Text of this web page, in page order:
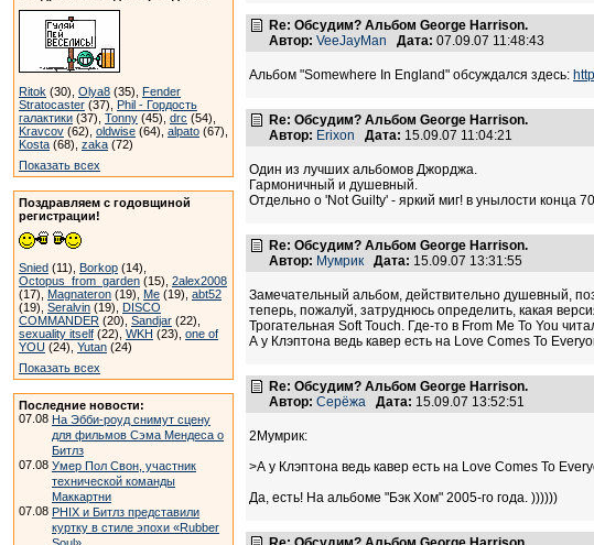
Ritok (30), Olya8 (35), Fender
Stratocaster (37), Phil - Гордость
галактики (37), Tonny (45), drc (54),
Kravcov (62), oldwise (64), alpato (67),
Kosta (68), zaka (72)
Показать всех
Поздравляем с годовщиной
регистрации!
Snied (11), Borkop (14),
Octopus_from_garden (15), 2alex2008
(17), Magnateron (19), Me (19), abt52
(19), Seralvin (19), DISCO
COMMANDER (20), Sandjar (22),
sexuality itself (22), WKH (23), one of
YOU (24), Yutan (24)
Показать всех
Последние новости:
07.08 На Эбби-роуд снимут сцену
для фильмов Сэма Мендеса о
Битлз
07.08 Умер Пол Свон, участник
технической команды
Маккартни
07.08 PHIX и Битлз представили
куртку в стиле эпохи «Rubber
Re: Обсудим? Альбом George Harrison.
Автор: VeeJayMan Дата: 07.09.07 11:48:43
Альбом "Somewhere In England" обсуждался здесь:
Re: Обсудим? Альбом George Harrison.
Автор: Erixon Дата: 15.09.07 11:04:21
Один из лучших альбомов Джорджа.
Гармоничный и душевный.
Отдельно о 'Not Guilty' - яркий миг! в унылости конца
Re: Обсудим? Альбом George Harrison.
Автор: Мумрик Дата: 15.09.07 13:31:55
Замечательный альбом, действительно душевный,
теперь, пожалуй, затруднюсь определить, какая
Трогательная Soft Touch. Где-то в From Me To You
А у Клэптона ведь кавер есть на Love Comes To
Re: Обсудим? Альбом George Harrison.
Автор: Серёжа Дата: 15.09.07 13:52:51
2Мумрик:
>А у Клэптона ведь кавер есть на Love Comes To
Да, есть! На альбоме "Бэк Хом" 2005-го года. ))))))